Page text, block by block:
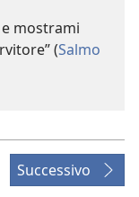
mostrami
(Salmo
Successivo